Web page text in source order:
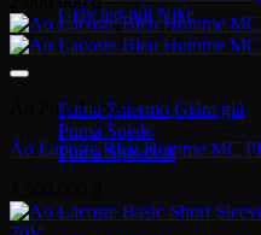
Giày leo núi Nike
Giày Puma
Puma Palermo
Puma Suede
Puma Speedcat
Áo Polo Lacoste
Áo Lacoste Bleu Homme MC